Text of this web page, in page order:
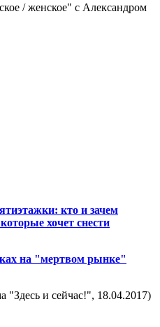
/ женское" с Александром
кто и зачем
хочет снести
на "мертвом рынке"
"Здесь и сейчас!", 18.04.2017)